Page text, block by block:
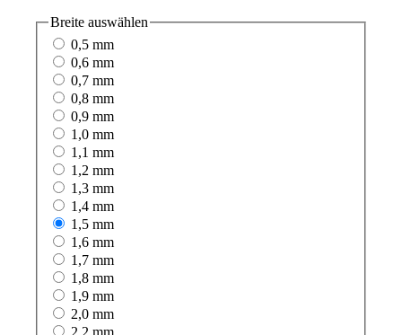
Breite auswählen
0,5 mm
0,6 mm
0,7 mm
0,8 mm
0,9 mm
1,0 mm
1,1 mm
1,2 mm
1,3 mm
1,4 mm
1,5 mm
1,6 mm
1,7 mm
1,8 mm
1,9 mm
2,0 mm